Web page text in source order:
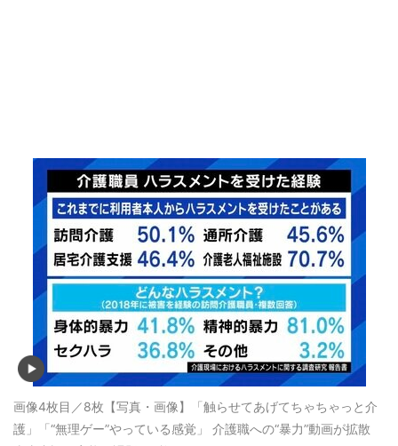
画像4枚目／8枚 【写真・画像】「触らせてあげてちゃちゃっと介
護」「“無理ゲー”やっている感覚」 介護職への“暴力”動画が拡散